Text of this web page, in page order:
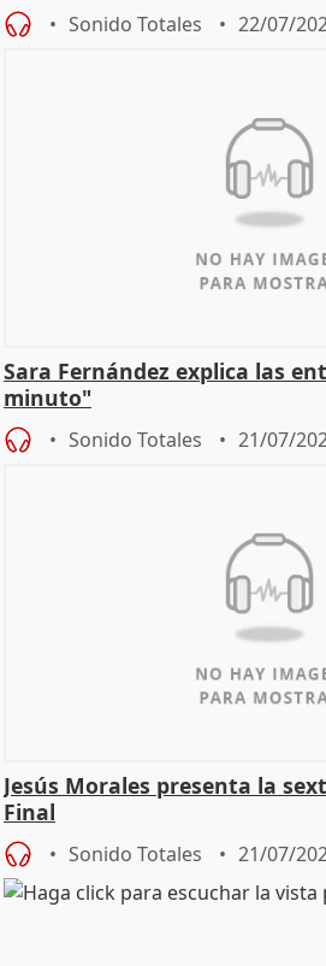
Sonido Totales 22/07/
Sara Fernández explica las
minuto"
Sonido Totales 21/07/
Jesús Morales presenta la
Final
Sonido Totales 21/07/